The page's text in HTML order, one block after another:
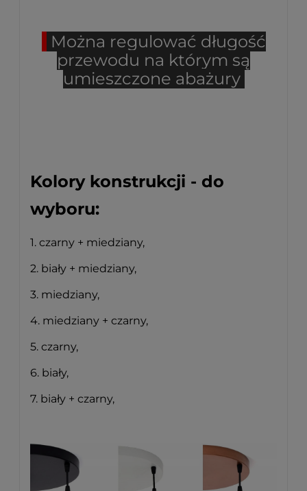
Można regulować długość
przewodu na którym są
umieszczone abażury
Kolory konstrukcji - do
wyboru:
1. czarny + miedziany,
2. biały + miedziany,
3. miedziany,
4. miedziany + czarny,
5. czarny,
6. biały,
7. biały + czarny,